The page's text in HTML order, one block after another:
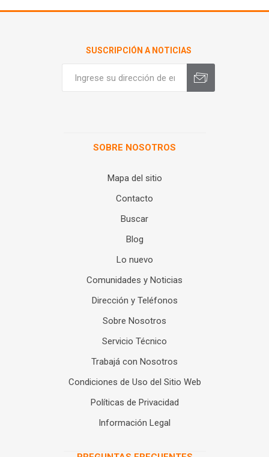
SUSCRIPCIÓN A NOTICIAS
SOBRE NOSOTROS
Mapa del sitio
Contacto
Buscar
Blog
Lo nuevo
Comunidades y Noticias
Dirección y Teléfonos
Sobre Nosotros
Servicio Técnico
Trabajá con Nosotros
Condiciones de Uso del Sitio Web
Políticas de Privacidad
Información Legal